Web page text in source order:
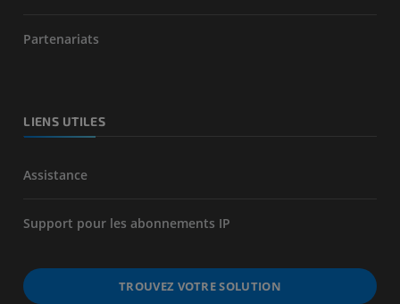
Partenariats
LIENS UTILES
Assistance
Support pour les abonnements IP
TROUVEZ VOTRE SOLUTION